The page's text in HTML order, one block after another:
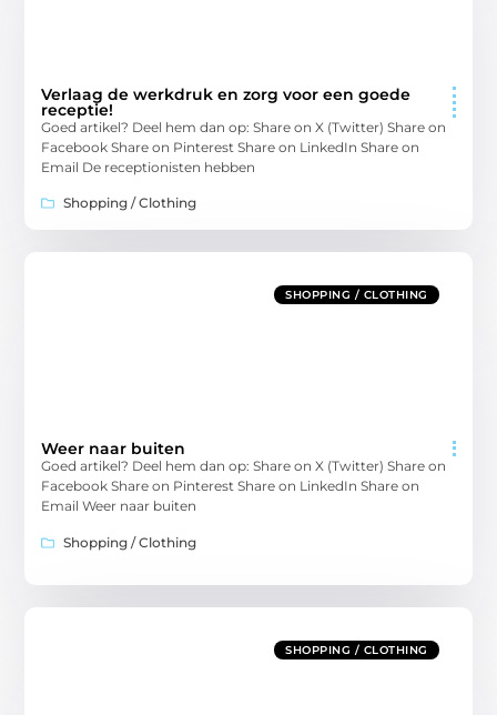
Verlaag de werkdruk en zorg voor een goede
receptie!
Goed artikel? Deel hem dan op: Share on X (Twitter) Share on
Facebook Share on Pinterest Share on LinkedIn Share on
Email De receptionisten hebben
Shopping / Clothing
SHOPPING / CLOTHING
Weer naar buiten
Goed artikel? Deel hem dan op: Share on X (Twitter) Share on
Facebook Share on Pinterest Share on LinkedIn Share on
Email Weer naar buiten
Shopping / Clothing
SHOPPING / CLOTHING